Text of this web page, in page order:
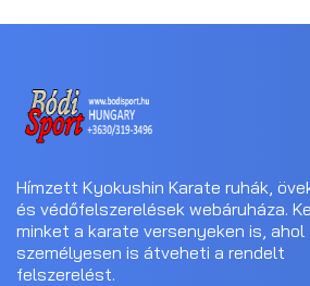
Hímzett Kyokushin Karate ruhák,
és védőfelszerelések webáruháza.
minket a karate versenyeken is, ahol
személyesen is átveheti a rendelt
felszerelést.